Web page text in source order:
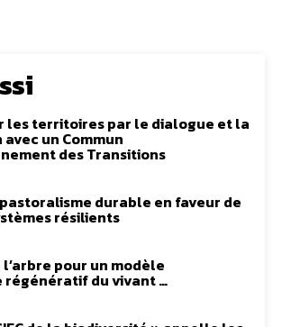
les territoires par le dialogue et la
un Commun
des Transitions
durable en faveur de
résilients
l’arbre pour un modèle
régénératif du vivant …